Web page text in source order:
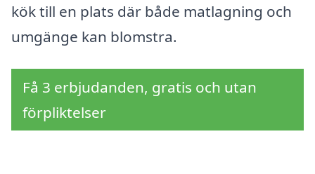
kök till en plats där både matlagning och
umgänge kan blomstra.
Få 3 erbjudanden, gratis och utan
förpliktelser